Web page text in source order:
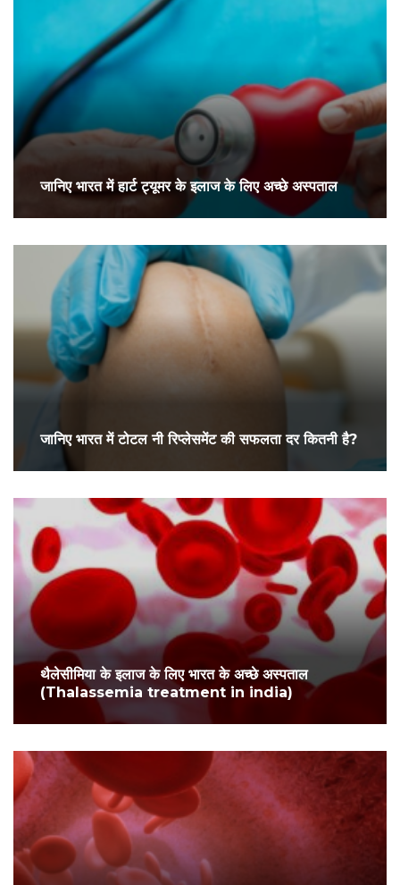
जानिए भारत में हार्ट ट्यूमर के इलाज के लिए अच्छे अस्पताल
जानिए भारत में टोटल नी रिप्लेसमेंट की सफलता दर कितनी है?
थैलेसीमिया के इलाज के लिए भारत के अच्छे अस्पताल
(Thalassemia treatment in india)